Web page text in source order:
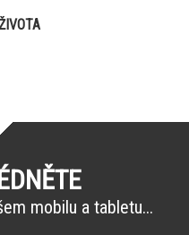
mobilu a tabletu...